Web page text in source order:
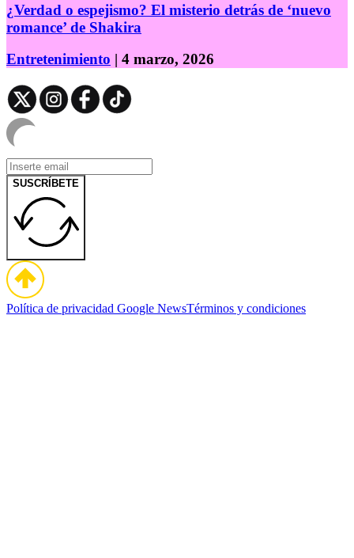
¿Verdad o espejismo? El misterio detrás de ‘nuevo
romance’ de Shakira
Entretenimiento | 4 marzo, 2026
SUSCRÍBETE
Política de privacidad Google NewsTérminos y condiciones